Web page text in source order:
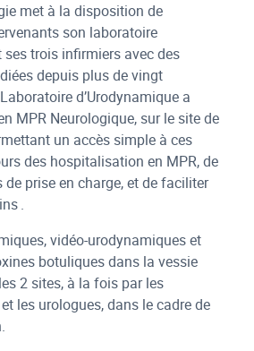
met à la disposition de
son laboratoire
trois infirmiers avec des
depuis plus de vingt
d’Urodynamique a
MPR Neurologique, sur le site de
un accès simple à ces
des hospitalisation en MPR, de
prise en charge, et de faciliter
.
vidéo-urodynamiques et
botuliques dans la vessie
2 sites, à la fois par les
les urologues, dans le cadre de